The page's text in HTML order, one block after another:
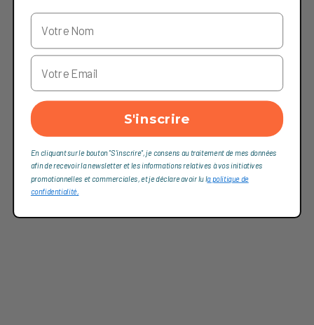
S'inscrire
En cliquant sur le bouton "S'inscrire", je consens au traitement de mes données
afin de recevoir la newsletter et les informations relatives à vos initiatives
promotionnelles et commerciales, et je déclare avoir lu la politique de
confidentialité,